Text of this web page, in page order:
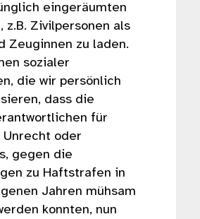
eingeräumten
z.B. Zivilpersonen als
Zeuginnen zu laden.
sozialer
die wir persönlich
dass die
für
oder
gegen die
zu Haftstrafen in
Jahren mühsam
konnten, nun